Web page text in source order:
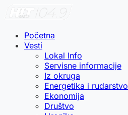
Početna
Vesti
Lokal Info
Servisne informacije
Iz okruga
Energetika i rudarstvo
Ekonomija
Društvo